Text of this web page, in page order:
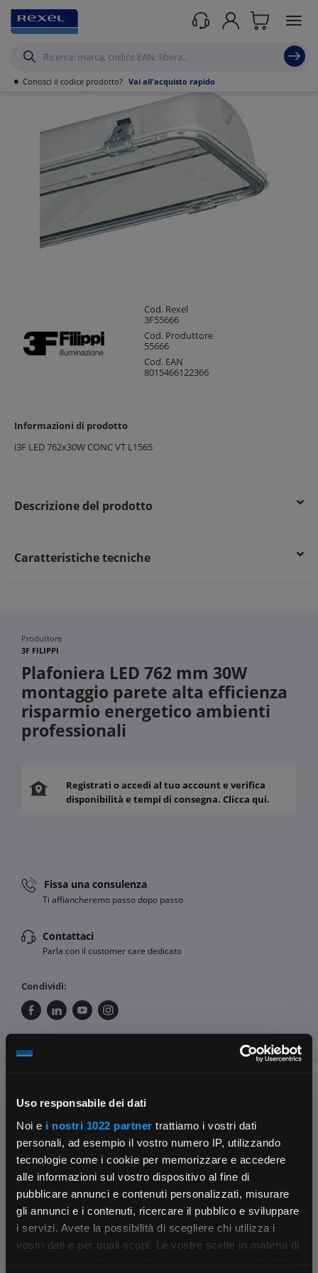
Uso responsabile dei dati
Noi e i nostri 1022 partner trattiamo i vostri dati
personali, ad esempio il vostro numero IP, utilizzando
tecnologie come i cookie per memorizzare e accedere
alle informazioni sul vostro dispositivo al fine di
pubblicare annunci e contenuti personalizzati, misurare
gli annunci e i contenuti, ricercare il pubblico e sviluppare
i servizi. Avete la possibilità di scegliere chi utilizza i
vostri dati e per quali scopi. Le vostre scelte in materia di
• Conosci il codice prodotto? Vai all'acquisto rapido
×
Prodotti /Illuminazione /Panel led/
Cod. Rexel
3F55666
Cod. Produttore
55666
Cod. EAN
8015466122366
Informazioni di prodotto
i3F LED 762x30W CONC VT L1565
Descrizione del prodotto
Caratteristiche tecniche
Produttore
3F FILIPPI
Plafoniera LED 762 mm 30W
montaggio parete alta efficienza
risparmio energetico ambienti
professionali
Registrati o accedi al tuo account e verifica
disponibilità e tempi di consegna. Clicca qui.
Fissa una consulenza
Ti affiancheremo passo dopo passo
Contattaci
Parla con il customer care dedicato
Condividi:
Chiedi ai nostri tecnici
Contattaci
Parla con il customer care dedicato
Fissa una consulenza
Ti affiancheremo passo dopo passo